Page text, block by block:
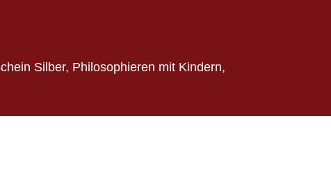
Silber, Philosophieren mit Kindern,